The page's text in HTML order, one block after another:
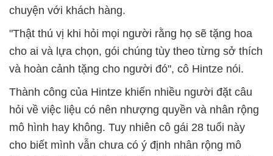
chuyện với khách hàng.
"Thật thú vị khi hỏi mọi người rằng họ sẽ tặng hoa
cho ai và lựa chọn, gói chúng tùy theo từng sở thích
và hoàn cảnh tặng cho người đó", cô Hintze nói.
Thành công của Hintze khiến nhiều người đặt câu
hỏi về việc liệu có nên nhượng quyền và nhân rộng
mô hình hay không. Tuy nhiên cô gái 28 tuổi này
cho biết mình vẫn chưa có ý định nhân rộng mô